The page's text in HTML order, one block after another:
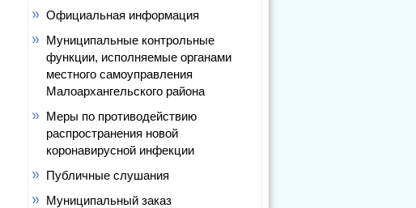
Официальная информация
Муниципальные контрольные
функции, исполняемые органами
местного самоуправления
Малоархангельского района
Меры по противодействию
распространения новой
коронавирусной инфекции
Публичные слушания
Муниципальный заказ